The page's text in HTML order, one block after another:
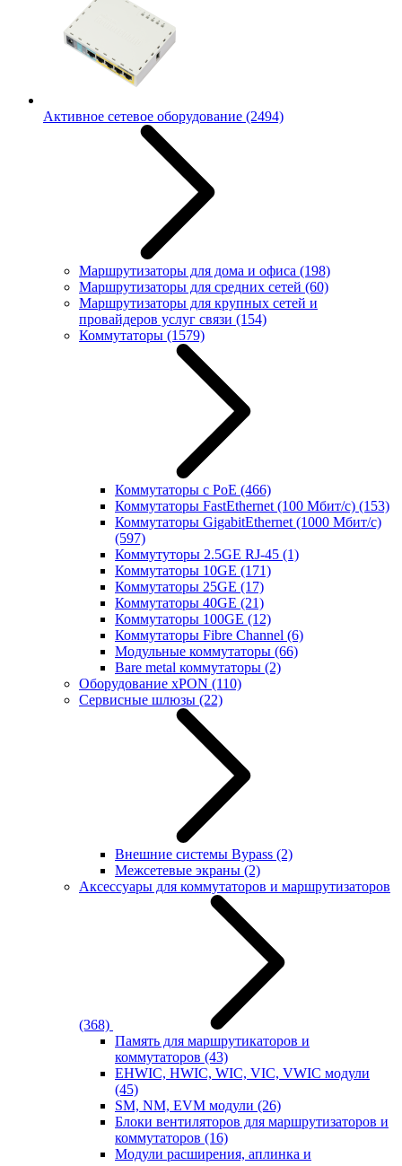
Активное сетевое оборудование (2494)
Маршрутизаторы для дома и офиса (198)
Маршрутизаторы для средних сетей (60)
Маршрутизаторы для крупных сетей и
провайдеров услуг связи (154)
Коммутаторы (1579)
Коммутаторы с PoE (466)
Коммутаторы FastEthernet (100 Мбит/с) (153)
Коммутаторы GigabitEthernet (1000 Мбит/с)
(597)
Коммутуторы 2.5GE RJ-45 (1)
Коммутаторы 10GE (171)
Коммутаторы 25GE (17)
Коммутаторы 40GE (21)
Коммутаторы 100GE (12)
Коммутаторы Fibre Channel (6)
Модульные коммутаторы (66)
Bare metal коммутаторы (2)
Оборудование xPON (110)
Сервисные шлюзы (22)
Внешние системы Bypass (2)
Межсетевые экраны (2)
Аксессуары для коммутаторов и маршрутизаторов
(368)
Память для маршрутикаторов и
коммутаторов (43)
EHWIC, HWIC, WIC, VIC, VWIC модули
(45)
SM, NM, EVM модули (26)
Блоки вентиляторов для маршрутизаторов и
коммутаторов (16)
Модули расширения, аплинка и